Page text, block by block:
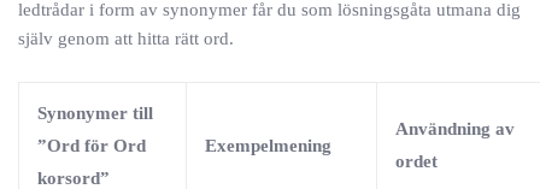
ledtrådar i form av synonymer får du som lösningsgåta utmana dig
själv genom att hitta rätt ord.
Synonymer till
”Ord för Ord
korsord”
Exempelmening
Användning av
ordet